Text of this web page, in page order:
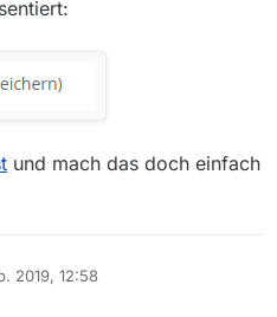
und mach das doch einfach
2019, 12:58